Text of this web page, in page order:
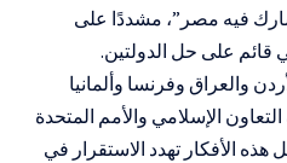
فيه مصر”، مشددًا على
على حل الدولتين.
والعراق وفرنسا وألمانيا
الإسلامي والأمم المتحدة
الأفكار تهدد الاستقرار في